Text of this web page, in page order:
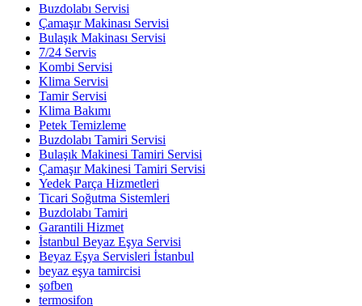
Buzdolabı Servisi
Çamaşır Makinası Servisi
Bulaşık Makinası Servisi
7/24 Servis
Kombi Servisi
Klima Servisi
Tamir Servisi
Klima Bakımı
Petek Temizleme
Buzdolabı Tamiri Servisi
Bulaşık Makinesi Tamiri Servisi
Çamaşır Makinesi Tamiri Servisi
Yedek Parça Hizmetleri
Ticari Soğutma Sistemleri
Buzdolabı Tamiri
Garantili Hizmet
İstanbul Beyaz Eşya Servisi
Beyaz Eşya Servisleri İstanbul
beyaz eşya tamircisi
şofben
termosifon